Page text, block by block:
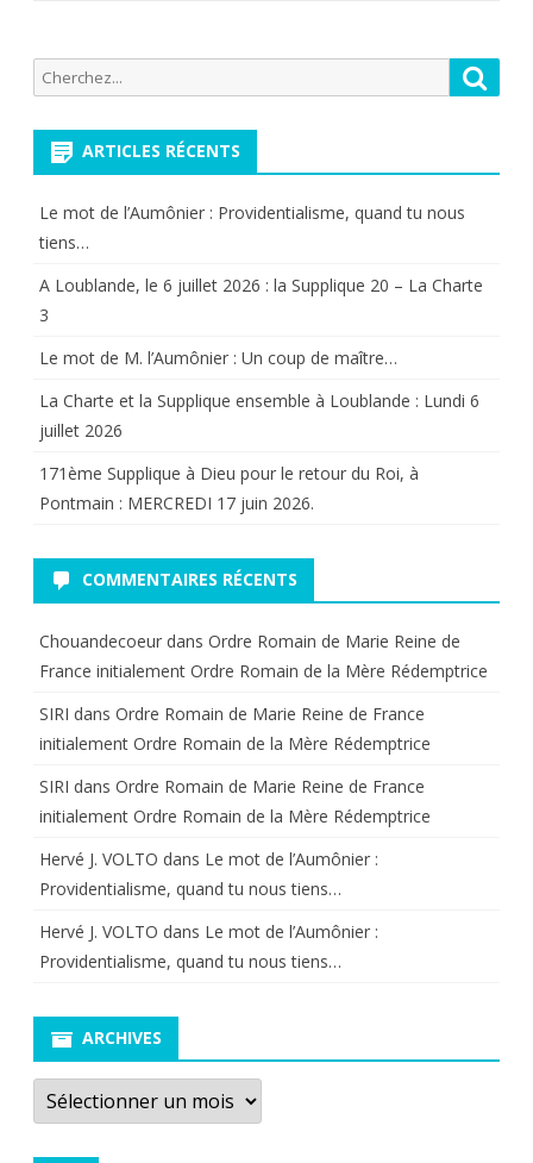
Recherche
pour:
ARTICLES RÉCENTS
Le mot de l’Aumônier : Providentialisme, quand tu nous
tiens…
A Loublande, le 6 juillet 2026 : la Supplique 20 – La Charte
3
Le mot de M. l’Aumônier : Un coup de maître…
La Charte et la Supplique ensemble à Loublande : Lundi 6
juillet 2026
171ème Supplique à Dieu pour le retour du Roi, à
Pontmain : MERCREDI 17 juin 2026.
COMMENTAIRES RÉCENTS
Chouandecoeur dans Ordre Romain de Marie Reine de
France initialement Ordre Romain de la Mère Rédemptrice
SIRI dans Ordre Romain de Marie Reine de France
initialement Ordre Romain de la Mère Rédemptrice
SIRI dans Ordre Romain de Marie Reine de France
initialement Ordre Romain de la Mère Rédemptrice
Hervé J. VOLTO dans Le mot de l’Aumônier :
Providentialisme, quand tu nous tiens…
Hervé J. VOLTO dans Le mot de l’Aumônier :
Providentialisme, quand tu nous tiens…
ARCHIVES
Archives